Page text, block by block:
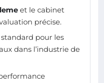
et le cabinet
précise.
pour les
dans l’industrie de